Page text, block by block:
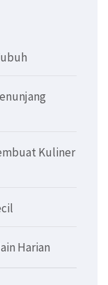
Kuliner
Harian